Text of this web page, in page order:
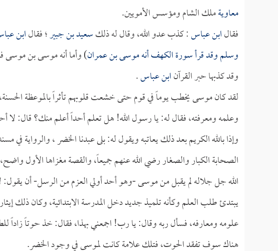
معاويةملك الشام ومؤسس الأمويين.
فقالابن عباس: كذب عدو الله، وقال له ذلكسعيد بن جبير؛ فقالابن
وسلم وقد قرأ سورة الكهف أنه موسى بن عمران) وأما أنه موسى بن موسى
وقد كذبها حبر القرآنابن عباس.
لقد كان موسى يخطب يوماً في قوم حتى خشعت قلوبهم تأثراً بالموعظة
وعلمه ومعرفته، فقال له: يا رسول الله! هل تعلم أحداً أعلم منك؟ قال: لا
وإذا بالله الكريم بعد ذلك يعاتبه ويقول له: بلى عبدنا الخضر ، والرواية في
الصحابة الكبار والصغار رضي الله عنهم جميعاً، والقصة مغزاها الأول واضح،
الله جل جلاله لم يقبل من موسى -وهو أحد أولي العزم من الرسل- أن
يبتدئ طلب العلم وكأنه تلميذ جديد دخل المدرسة الابتدائية، وكان ذلك
علومه ومعارفه، فسأل ربه وقال: يا رب! اجمعني بهذا، فقال: خذ حوتاً
هناك سوف تفقد الحوت، فتلك علامة كانت لموسى في وجود الخضر.